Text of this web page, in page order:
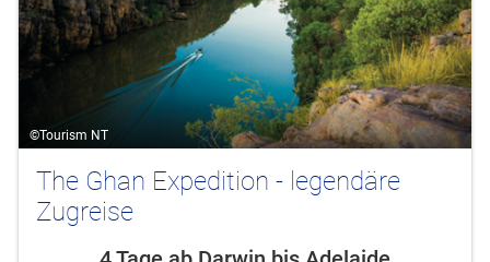
©Tourism NT
The Ghan Expedition - legendäre
Zugreise